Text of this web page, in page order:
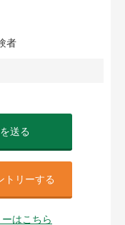
者
送る
トリーする
はこちら